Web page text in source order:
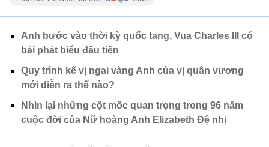
Anh bước vào thời kỳ quốc tang, Vua Charles III có
bài phát biểu đầu tiên
Quy trình kế vị ngai vàng Anh của vị quân vương
mới diễn ra thế nào?
Nhìn lại những cột mốc quan trọng trong 96 năm
cuộc đời của Nữ hoàng Anh Elizabeth Đệ nhị